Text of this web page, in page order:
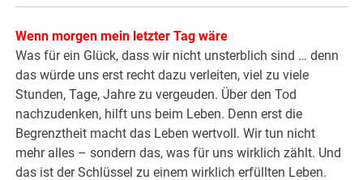
Wenn morgen mein letzter Tag wäre
Was für ein Glück, dass wir nicht unsterblich sind … denn
das würde uns erst recht dazu verleiten, viel zu viele
Stunden, Tage, Jahre zu vergeuden. Über den Tod
nachzudenken, hilft uns beim Leben. Denn erst die
Begrenztheit macht das Leben wertvoll. Wir tun nicht
mehr alles – sondern das, was für uns wirklich zählt. Und
das ist der Schlüssel zu einem wirklich erfüllten Leben.